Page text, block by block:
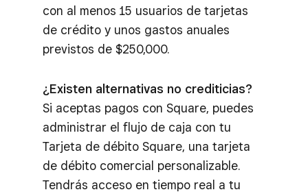
con al menos 15 usuarios de tarjetas
de crédito y unos gastos anuales
previstos de $250,000.
¿Existen alternativas no crediticias?
Si aceptas pagos con Square, puedes
administrar el flujo de caja con tu
Tarjeta de débito Square, una tarjeta
de débito comercial personalizable.
Tendrás acceso en tiempo real a tu